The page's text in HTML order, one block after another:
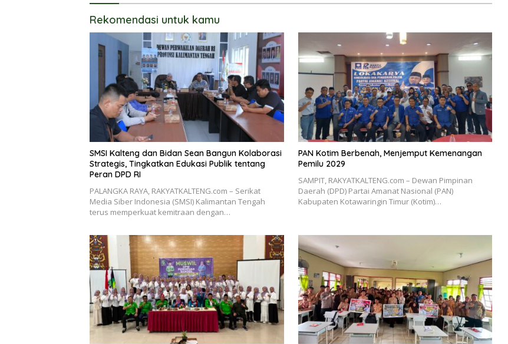
Rekomendasi untuk kamu
SMSI Kalteng dan Bidan Sean Bangun Kolaborasi
Strategis, Tingkatkan Edukasi Publik tentang
Peran DPD RI
PALANGKA RAYA, RAKYATKALTENG.com – Serikat
Media Siber Indonesia (SMSI) Kalimantan Tengah
terus memperkuat kemitraan dengan…
PAN Kotim Berbenah, Menjemput Kemenangan
Pemilu 2029
SAMPIT, RAKYATKALTENG.com – Dewan Pimpinan
Daerah (DPD) Partai Amanat Nasional (PAN)
Kabupaten Kotawaringin Timur (Kotim)…